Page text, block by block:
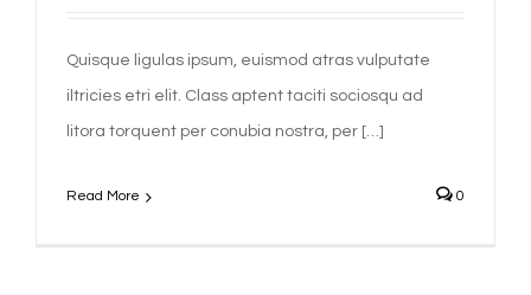
Quisque ligulas ipsum, euismod atras vulputate
iltricies etri elit. Class aptent taciti sociosqu ad
litora torquent per conubia nostra, per […]
Read More 0